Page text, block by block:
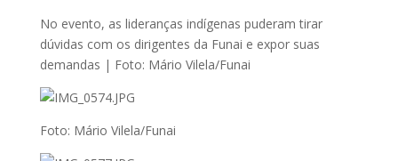
No evento, as lideranças indígenas puderam tirar
dúvidas com os dirigentes da Funai e expor suas
demandas | Foto: Mário Vilela/Funai
Foto: Mário Vilela/Funai